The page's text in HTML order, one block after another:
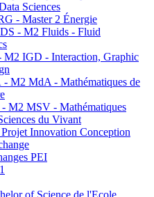
Sciences
- Master 2 Énergie
- M2 Fluids - Fluid
IGD - Interaction, Graphic
M2 MdA - Mathématiques de
M2 MSV - Mathématiques
du Vivant
Innovation Conception
PEI
of Science de l'Ecole